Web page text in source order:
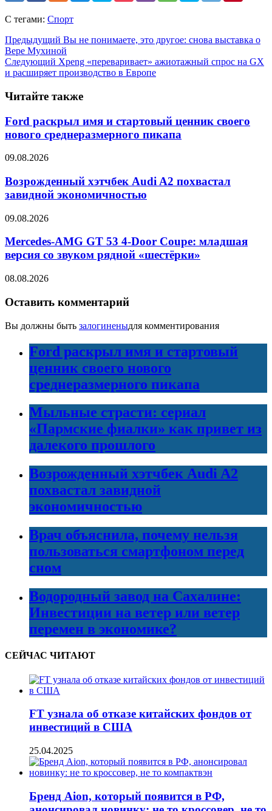
С тегами: Спорт
Предыдущий Вы не понимаете, это другое: снова выставка о
Вере Мухиной
Следующий Xpeng «переваривает» ажиотажный спрос на GX
и расширяет производство в Европе
Читайте также
Ford раскрыл имя и стартовый ценник своего
нового среднеразмерного пикапа
09.08.2026
Возрожденный хэтчбек Audi A2 похвастал
завидной экономичностью
09.08.2026
Mercedes-AMG GT 53 4-Door Coupe: младшая
версия со звуком рядной «шестёрки»
08.08.2026
Оставить комментарий
Вы должны быть залогиненыдля комментирования
Ford раскрыл имя и стартовый
ценник своего нового
среднеразмерного пикапа
Мыльные страсти: сериал
«Пармские фиалки» как привет из
далекого прошлого
Возрожденный хэтчбек Audi A2
похвастал завидной
экономичностью
Врач объяснила, почему нельзя
пользоваться смартфоном перед
сном
Водородный завод на Сахалине:
Инвестиции на ветер или ветер
перемен в экономике?
СЕЙЧАС ЧИТАЮТ
FT узнала об отказе китайских фондов от
инвестиций в США
25.04.2025
Бренд Aion, который появится в РФ,